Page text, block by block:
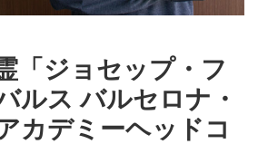
「ジョセップ・フ
ルス バルセロナ・
カデミーヘッドコ